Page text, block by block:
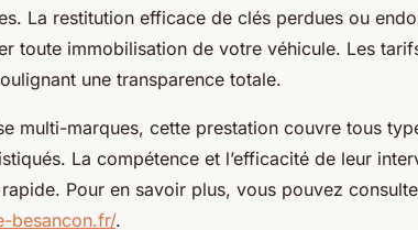
La restitution efficace de clés perdues ou
toute immobilisation de votre véhicule. Les
une transparence totale.
multi-marques, cette prestation couvre tous
La compétence et l’efficacité de leur
Pour en savoir plus, vous pouvez
besancon.fr/.